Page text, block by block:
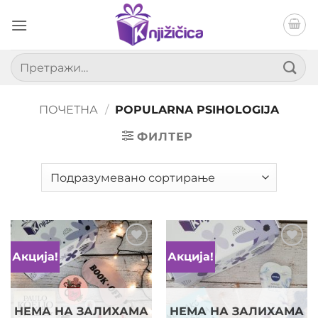
на
Претрага
за:
ПОЧЕТНА / POPULARNA PSIHOLOGIJA
ФИЛТЕР
Акција!
Dodaj
u listu
želja
НЕМА НА ЗАЛИХАМА
Акција!
Dodaj
u listu
želja
НЕМА НА ЗАЛИХАМА